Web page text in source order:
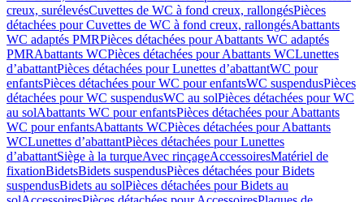
creux, surélevésCuvettes de WC à fond creux, rallongésPièces
détachées pour Cuvettes de WC à fond creux, rallongésAbattants
WC adaptés PMRPièces détachées pour Abattants WC adaptés
PMRAbattants WCPièces détachées pour Abattants WCLunettes
d’abattantPièces détachées pour Lunettes d’abattantWC pour
enfantsPièces détachées pour WC pour enfantsWC suspendusPièces
détachées pour WC suspendusWC au solPièces détachées pour WC
au solAbattants WC pour enfantsPièces détachées pour Abattants
WC pour enfantsAbattants WCPièces détachées pour Abattants
WCLunettes d’abattantPièces détachées pour Lunettes
d’abattantSiège à la turqueAvec rinçageAccessoiresMatériel de
fixationBidetsBidets suspendusPièces détachées pour Bidets
suspendusBidets au solPièces détachées pour Bidets au